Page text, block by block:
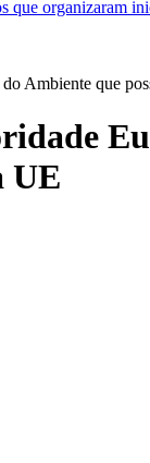
que organizaram
Ambiente que
UE